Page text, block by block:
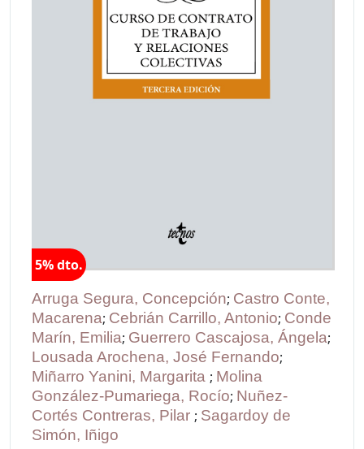
5% dto.
Arruga Segura, Concepción; Castro Conte,
Macarena; Cebrián Carrillo, Antonio; Conde
Marín, Emilia; Guerrero Cascajosa, Ángela;
Lousada Arochena, José Fernando;
Miñarro Yanini, Margarita ; Molina
González-Pumariega, Rocío; Nuñez-
Cortés Contreras, Pilar ; Sagardoy de
Simón, Iñigo